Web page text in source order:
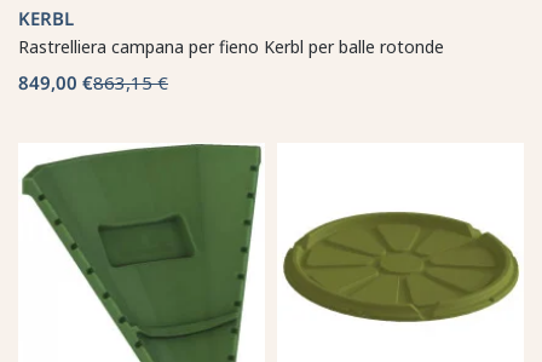
KERBL
Rastrelliera campana per fieno Kerbl per balle rotonde
849,00 €863,15 €